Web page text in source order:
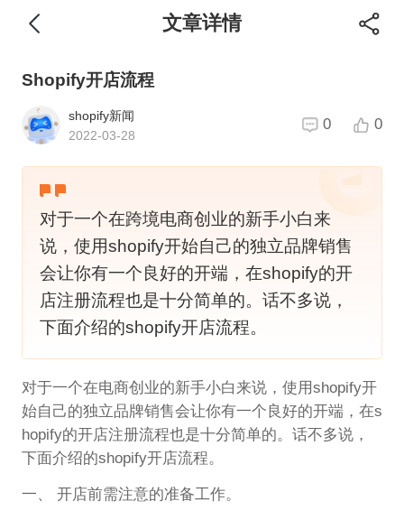
文章详情
Shopify开店流程
shopify新闻
2022-03-28
0 0
对于一个在跨境电商创业的新手小白来
说，使用shopify开始自己的独立品牌销售
会让你有一个良好的开端，在shopify的开
店注册流程也是十分简单的。话不多说，
下面介绍的shopify开店流程。
对于一个在电商创业的新手小白来说，使用shopify开
始自己的独立品牌销售会让你有一个良好的开端，在s
hopify的开店注册流程也是十分简单的。话不多说，
下面介绍的shopify开店流程。
一、 开店前需注意的准备工作。